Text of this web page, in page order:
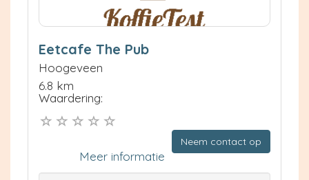
Eetcafe The Pub
Hoogeveen
6.8 km
Waardering:
Neem contact op
Meer informatie